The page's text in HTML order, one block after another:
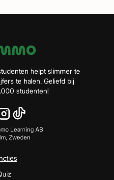
helpt slimmer te
te halen. Geliefd bij
studenten!
Learning AB
Zweden